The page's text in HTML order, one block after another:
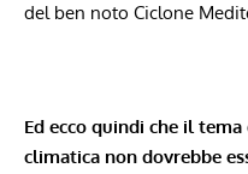
del ben noto Ciclone
Ed ecco quindi che il
climatica non dovrebbe